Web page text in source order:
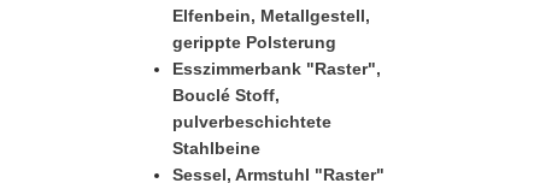
Elfenbein, Metallgestell,
gerippte Polsterung
Esszimmerbank "Raster",
Bouclé Stoff,
pulverbeschichtete
Stahlbeine
Sessel, Armstuhl "Raster"